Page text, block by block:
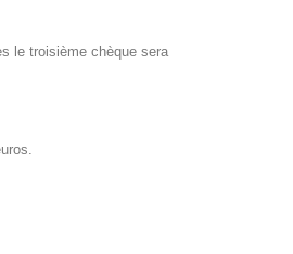
le troisième chèque sera